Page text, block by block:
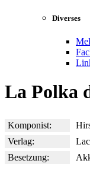
Diverses
La Polka
Komponist:
Verlag:
Besetzung: